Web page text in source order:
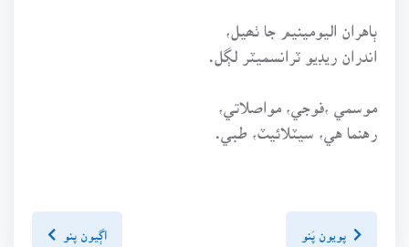
ٻاهران اليومينيم جا ٺھيل،
اندران ريڊيو ٽرانسميٽر لڳل.
موسمي ،فوجي، مواصلاتي،
رهنما هي، سيٽلائيٽ، طبي.
پويون پَنو اڳيون پنو